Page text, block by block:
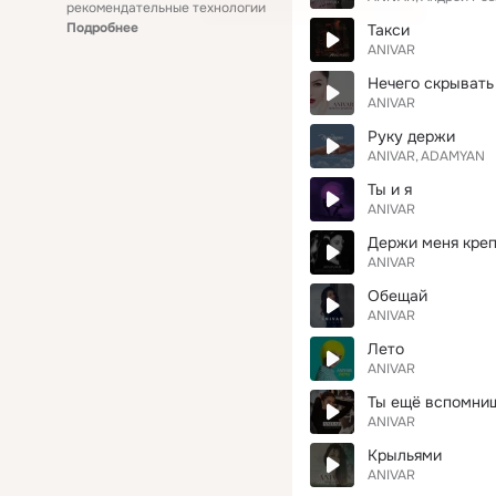
рекомендательные технологии
Подробнее
Такси
ANIVAR
Нечего скрывать
ANIVAR
Руку держи
ANIVAR ADAMYAN
Ты и я
ANIVAR
Держи меня
ANIVAR
Обещай
ANIVAR
Лето
ANIVAR
Ты ещё
ANIVAR
Крыльями
ANIVAR